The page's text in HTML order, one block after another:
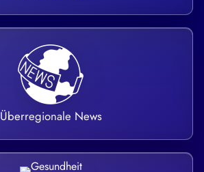
Überregionale News